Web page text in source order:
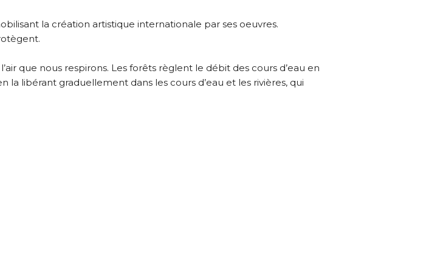
l’œuvre originale :
RIVIERE 31800
la création artistique internationale par ses oeuvres.
que nous respirons. Les forêts règlent le débit des cours d’eau en
la libérant graduellement dans les cours d’eau et les rivières, qui